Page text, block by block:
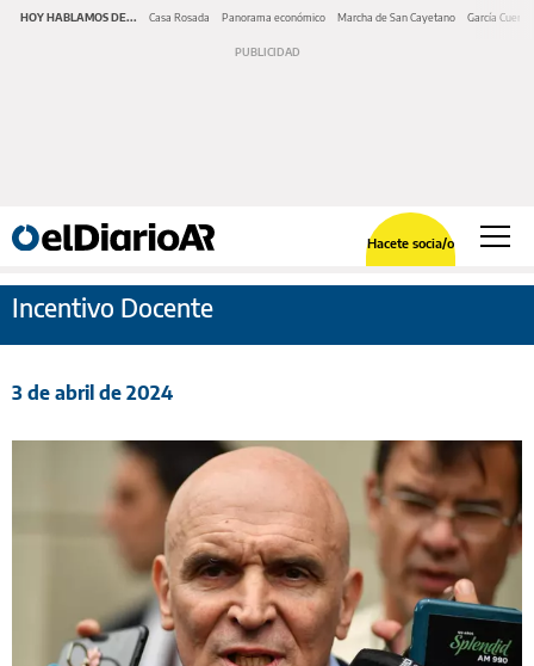
HOY HABLAMOS DE... Casa Rosada Panorama económico Marcha de San Cayetano García Cuerva
Hacete socia/o
Incentivo Docente
3 de abril de 2024